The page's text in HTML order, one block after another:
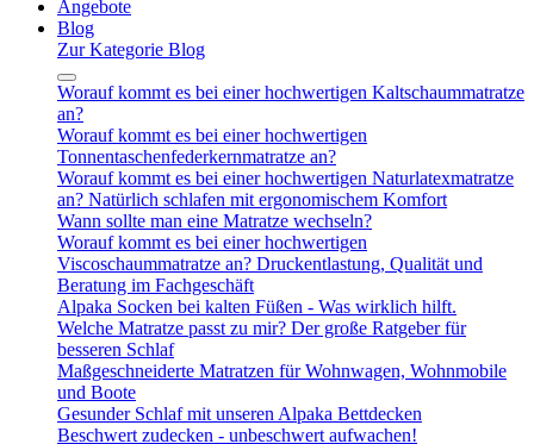
Angebote
Blog
Zur Kategorie Blog
Worauf kommt es bei einer hochwertigen Kaltschaummatratze
an?
Worauf kommt es bei einer hochwertigen
Tonnentaschenfederkernmatratze an?
Worauf kommt es bei einer hochwertigen Naturlatexmatratze
an? Natürlich schlafen mit ergonomischem Komfort
Wann sollte man eine Matratze wechseln?
Worauf kommt es bei einer hochwertigen
Viscoschaummatratze an? Druckentlastung, Qualität und
Beratung im Fachgeschäft
Alpaka Socken bei kalten Füßen - Was wirklich hilft.
Welche Matratze passt zu mir? Der große Ratgeber für
besseren Schlaf
Maßgeschneiderte Matratzen für Wohnwagen, Wohnmobile
und Boote
Gesunder Schlaf mit unseren Alpaka Bettdecken
Beschwert zudecken - unbeschwert aufwachen!